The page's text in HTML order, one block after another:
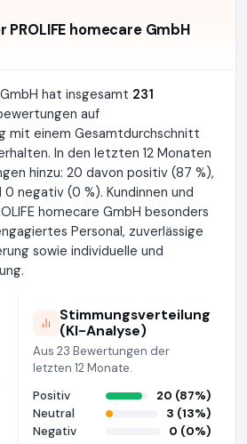
PROLIFE homecare GmbH
hat insgesamt 231
auf
mit einem Gesamtdurchschnitt
In den letzten 12 Monaten
hinzu: 20 davon positiv (87 %),
0 negativ (0 %). Kundinnen und
homecare GmbH besonders
Personal, zuverlässige
sowie individuelle und
Stimmungsverteilung
(KI-Analyse)
Aus 23 Bewertungen der
letzten 12 Monate.
Positiv
20 (87%)
Neutral
3 (13%)
Negativ
0 (0%)